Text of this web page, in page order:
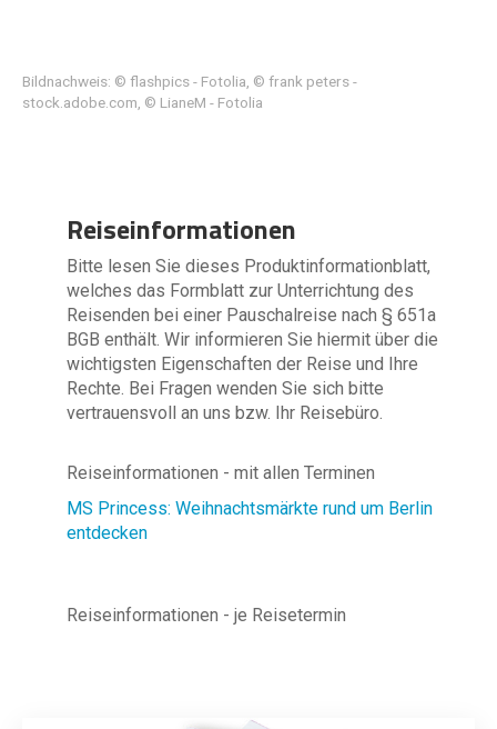
Bildnachweis: © flashpics - Fotolia, © frank peters -
stock.adobe.com, © LianeM - Fotolia
Reiseinformationen
Bitte lesen Sie dieses Produktinformationblatt,
welches das Formblatt zur Unterrichtung des
Reisenden bei einer Pauschalreise nach § 651a
BGB enthält. Wir informieren Sie hiermit über die
wichtigsten Eigenschaften der Reise und Ihre
Rechte. Bei Fragen wenden Sie sich bitte
vertrauensvoll an uns bzw. Ihr Reisebüro.
Reiseinformationen - mit allen Terminen
MS Princess: Weihnachtsmärkte rund um Berlin
entdecken
Reiseinformationen - je Reisetermin